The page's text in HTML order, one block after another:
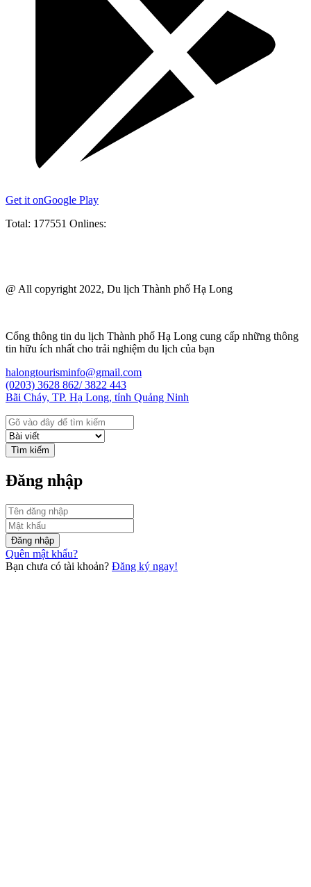
Get it onGoogle Play
Total: 177551 Onlines:
@ All copyright 2022, Du lịch Thành phố Hạ Long
Cổng thông tin du lịch Thành phố Hạ Long cung cấp những thông
tin hữu ích nhất cho trải nghiệm du lịch của bạn
halongtourisminfo@gmail.com
(0203) 3628 862/ 3822 443
Bãi Cháy, TP. Hạ Long, tỉnh Quảng Ninh
Tìm kiếm
Đăng nhập
Đăng nhập
Quên mật khẩu?
Bạn chưa có tài khoản? Đăng ký ngay!